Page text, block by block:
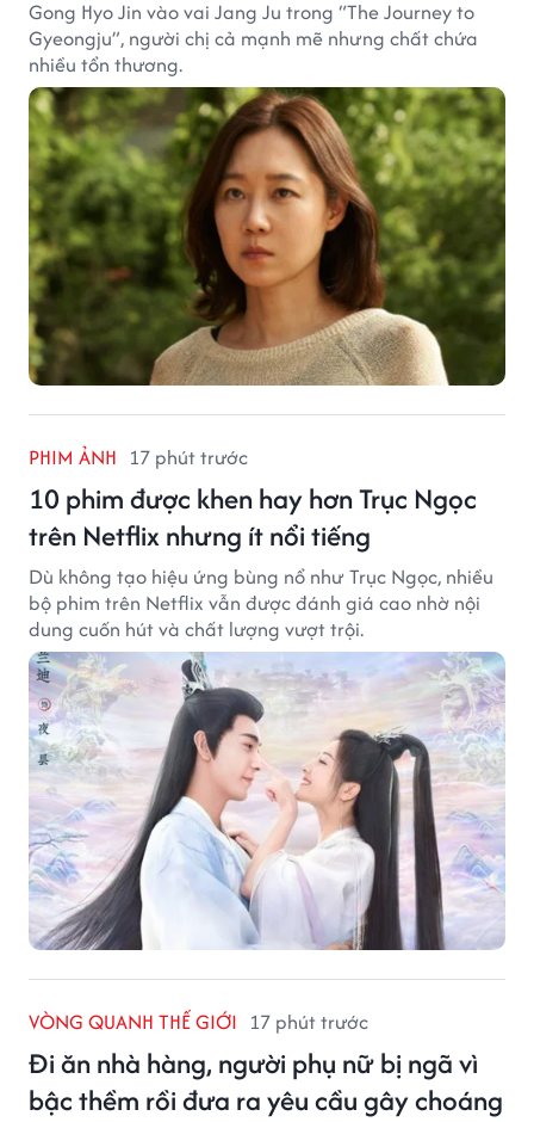
Gong Hyo Jin vào vai Jang Ju trong “The Journey to
Gyeongju”, người chị cả mạnh mẽ nhưng chất chứa
nhiều tổn thương.
PHIM ẢNH 17 phút trước
10 phim được khen hay hơn Trục Ngọc
trên Netflix nhưng ít nổi tiếng
Dù không tạo hiệu ứng bùng nổ như Trục Ngọc, nhiều
bộ phim trên Netflix vẫn được đánh giá cao nhờ nội
dung cuốn hút và chất lượng vượt trội.
VÒNG QUANH THẾ GIỚI 17 phút trước
Đi ăn nhà hàng, người phụ nữ bị ngã vì
bậc thềm rồi đưa ra yêu cầu gây choáng